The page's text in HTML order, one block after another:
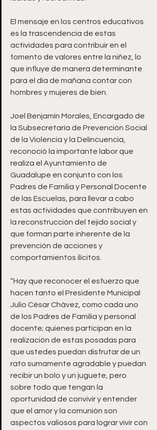
El mensaje en los centros educativos
es la trascendencia de estas
actividades para contribuir en el
fomento de valores entre la niñez, lo
que influye de manera determinante
para el día de mañana contar con
hombres y mujeres de bien.
Joel Benjamín Morales, Encargado de
la Subsecretaría de Prevención Social
de la Violencia y la Delincuencia,
reconoció la importante labor que
realiza el Ayuntamiento de
Guadalupe en conjunto con los
Padres de Familia y Personal Docente
de las Escuelas, para llevar a cabo
estas actividades que contribuyen en
la reconstrucción del tejido social y
que forman parte inherente de la
prevención de acciones y
comportamientos ilícitos.
“Hay que reconocer el esfuerzo que
hacen tanto el Presidente Municipal
Julio César Chávez, como cada uno
de los Padres de Familia y personal
docente; quienes participan en la
realización de estas posadas para
que ustedes puedan disfrutar de un
rato sumamente agradable y puedan
recibir un bolo y un juguete, pero
sobre todo que tengan la
oportunidad de convivir y entender
que el amor y la comunión son
aspectos valiosos para lograr vivir con